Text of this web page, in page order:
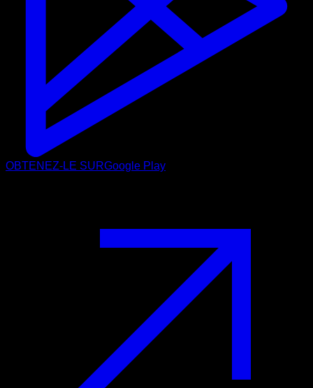
OBTENEZ-LE SURGoogle Play